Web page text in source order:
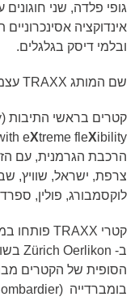
גופי פלדה, שני
אינדוקציה אסינכרוניים
ובלמי דיסק בגלגלים.
שם המותג TRAXX
קטרים בראשי התיבות (
eXtreme fleXibility
הרכבת הגרמנית, עם
צרפת, ישראל, שוויץ,
לוקסמבורג, פולין,
קטרי TRAXX פותחו
ב- Zürich Oerlikon
הסופית של הקטרים
בומברדייה (